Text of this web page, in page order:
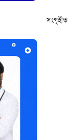
সংগৃহীত